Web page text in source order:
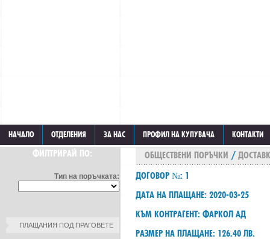
НАЧАЛО ОТДЕЛЕНИЯ ЗА НАС ПРОФИЛ НА КУПУВАЧА КОНТАКТИ
ФИЛТРИРАЙ ПО:
Тип на поръчката:
ПЛАЩАНИЯ ПОД ПРАГОВЕТЕ
ОБЩЕСТВЕНИ ПОРЪЧКИ /
ДОГОВОР №: 1
ДАТА НА ПЛАЩАНЕ: 2020-03-25
КЪМ КОНТРАГЕНТ: ФАРКОЛ АД
РАЗМЕР НА ПЛАЩАНЕ: 126.40 ЛВ.